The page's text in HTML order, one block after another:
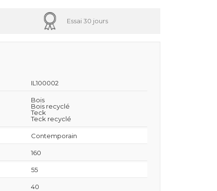
Essai 30 jours
IL100002
Bois
Bois recyclé
Teck
Teck recyclé
Contemporain
160
55
40